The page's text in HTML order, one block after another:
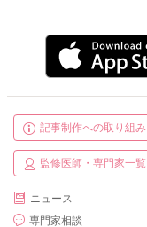
記事制作への取り組み
監修医師・専門家一覧
ニュース
専門家相談